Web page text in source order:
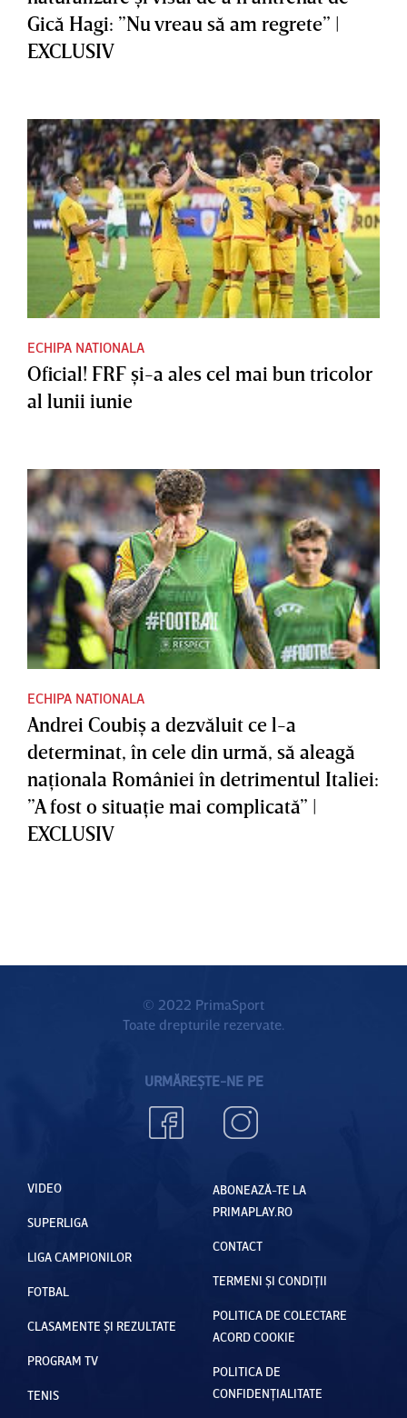
Gică Hagi: ”Nu vreau să am regrete” |
EXCLUSIV
ECHIPA NATIONALA
Oficial! FRF şi-a ales cel mai bun tricolor
al lunii iunie
ECHIPA NATIONALA
Andrei Coubiş a dezvăluit ce l-a
determinat, în cele din urmă, să aleagă
naţionala României în detrimentul Italiei:
”A fost o situaţie mai complicată” |
EXCLUSIV
© 2022 PrimaSport
Toate drepturile rezervate.
URMĂREȘTE-NE PE
VIDEO
SUPERLIGA
LIGA CAMPIONILOR
FOTBAL
CLASAMENTE ȘI REZULTATE
PROGRAM TV
TENIS
ABONEAZĂ-TE LA
PRIMAPLAY.RO
CONTACT
TERMENI ȘI CONDIȚII
POLITICA DE COLECTARE
ACORD COOKIE
POLITICA DE
CONFIDENȚIALITATE